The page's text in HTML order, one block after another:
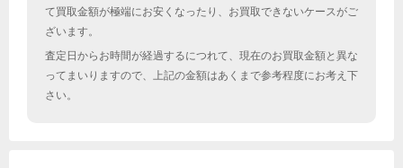
て買取金額が極端にお安くなったり、お買取できないケースがご
ざいます。
査定日からお時間が経過するにつれて、現在のお買取金額と異な
ってまいりますので、上記の金額はあくまで参考程度にお考え下
さい。